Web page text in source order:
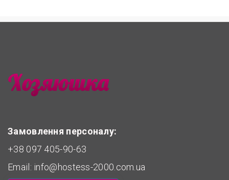
Замовлення персоналу:
+38 097 405-90-63
Email: info@hostess-2000.com.ua